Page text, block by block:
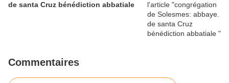
de santa Cruz bénédiction abbatiale
Commentaires